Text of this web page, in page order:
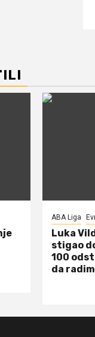
ABA Liga
Luka
stigao
100
da